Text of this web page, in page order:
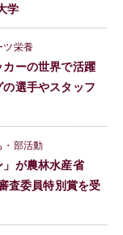
学
ツ栄養
カーの世界で活躍
選手やスタッフ
・部活動
が農林水産省
査委員特別賞を受